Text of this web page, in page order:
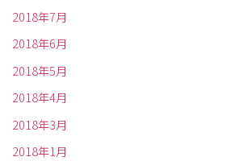
2018年7月
2018年6月
2018年5月
2018年4月
2018年3月
2018年1月